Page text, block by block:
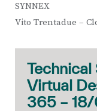
SYNNEX
Vito Trentadue –
Technical
Virtual
365 –